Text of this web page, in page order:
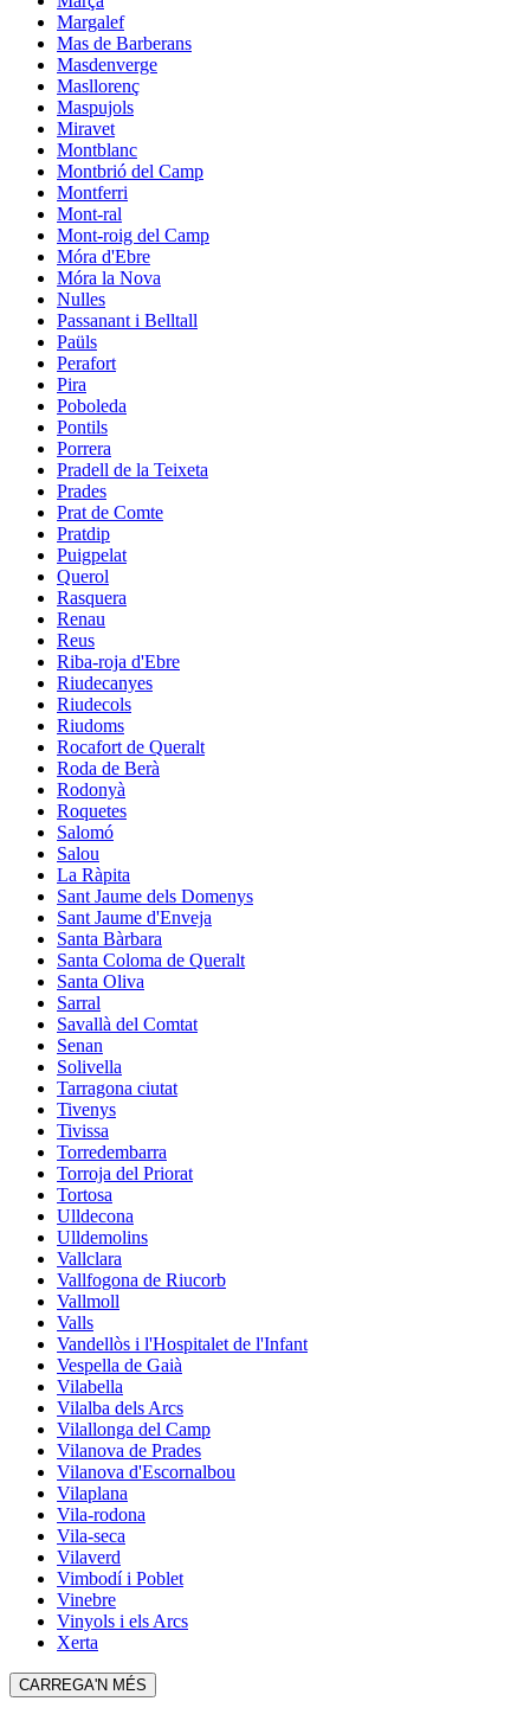
Margalef
Mas de Barberans
Masdenverge
Masllorenç
Maspujols
Miravet
Montblanc
Montbrió del Camp
Montferri
Mont-ral
Mont-roig del Camp
Móra d'Ebre
Móra la Nova
Nulles
Passanant i Belltall
Paüls
Perafort
Pira
Poboleda
Pontils
Porrera
Pradell de la Teixeta
Prades
Prat de Comte
Pratdip
Puigpelat
Querol
Rasquera
Renau
Reus
Riba-roja d'Ebre
Riudecanyes
Riudecols
Riudoms
Rocafort de Queralt
Roda de Berà
Rodonyà
Roquetes
Salomó
Salou
La Ràpita
Sant Jaume dels Domenys
Sant Jaume d'Enveja
Santa Bàrbara
Santa Coloma de Queralt
Santa Oliva
Sarral
Savallà del Comtat
Senan
Solivella
Tarragona ciutat
Tivenys
Tivissa
Torredembarra
Torroja del Priorat
Tortosa
Ulldecona
Ulldemolins
Vallclara
Vallfogona de Riucorb
Vallmoll
Valls
Vandellòs i l'Hospitalet de l'Infant
Vespella de Gaià
Vilabella
Vilalba dels Arcs
Vilallonga del Camp
Vilanova de Prades
Vilanova d'Escornalbou
Vilaplana
Vila-rodona
Vila-seca
Vilaverd
Vimbodí i Poblet
Vinebre
Vinyols i els Arcs
Xerta
CARREGA'N MÉS